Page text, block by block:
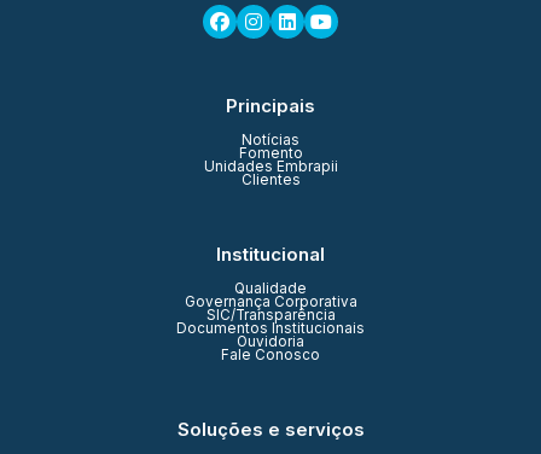
Principais
Notícias
Fomento
Unidades Embrapii
Clientes
Institucional
Qualidade
Governança Corporativa
SIC/Transparência
Documentos Institucionais
Ouvidoria
Fale Conosco
Soluções e serviços